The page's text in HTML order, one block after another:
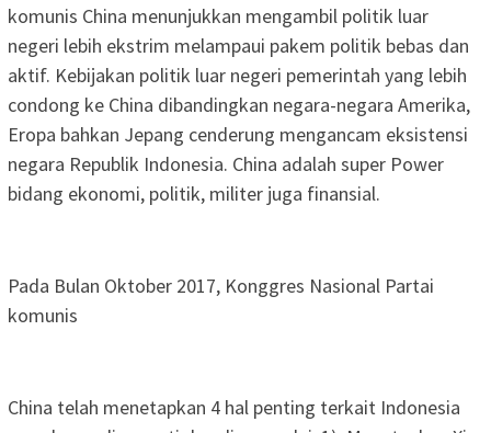
komunis China menunjukkan mengambil politik luar
negeri lebih ekstrim melampaui pakem politik bebas dan
aktif. Kebijakan politik luar negeri pemerintah yang lebih
condong ke China dibandingkan negara-negara Amerika,
Eropa bahkan Jepang cenderung mengancam eksistensi
negara Republik Indonesia. China adalah super Power
bidang ekonomi, politik, militer juga finansial.
Pada Bulan Oktober 2017, Konggres Nasional Partai
komunis
China telah menetapkan 4 hal penting terkait Indonesia